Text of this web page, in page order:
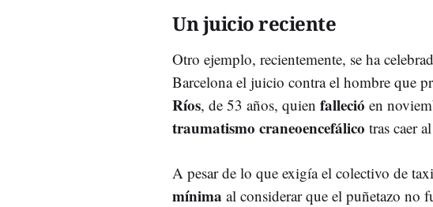
Un juicio reciente
Otro ejemplo, recientemente, se ha
Barcelona el juicio contra el hombre que
Ríos, de 53 años, quien falleció en
traumatismo craneoencefálico tras caer
A pesar de lo que exigía el colectivo de
mínima al considerar que el puñetazo no